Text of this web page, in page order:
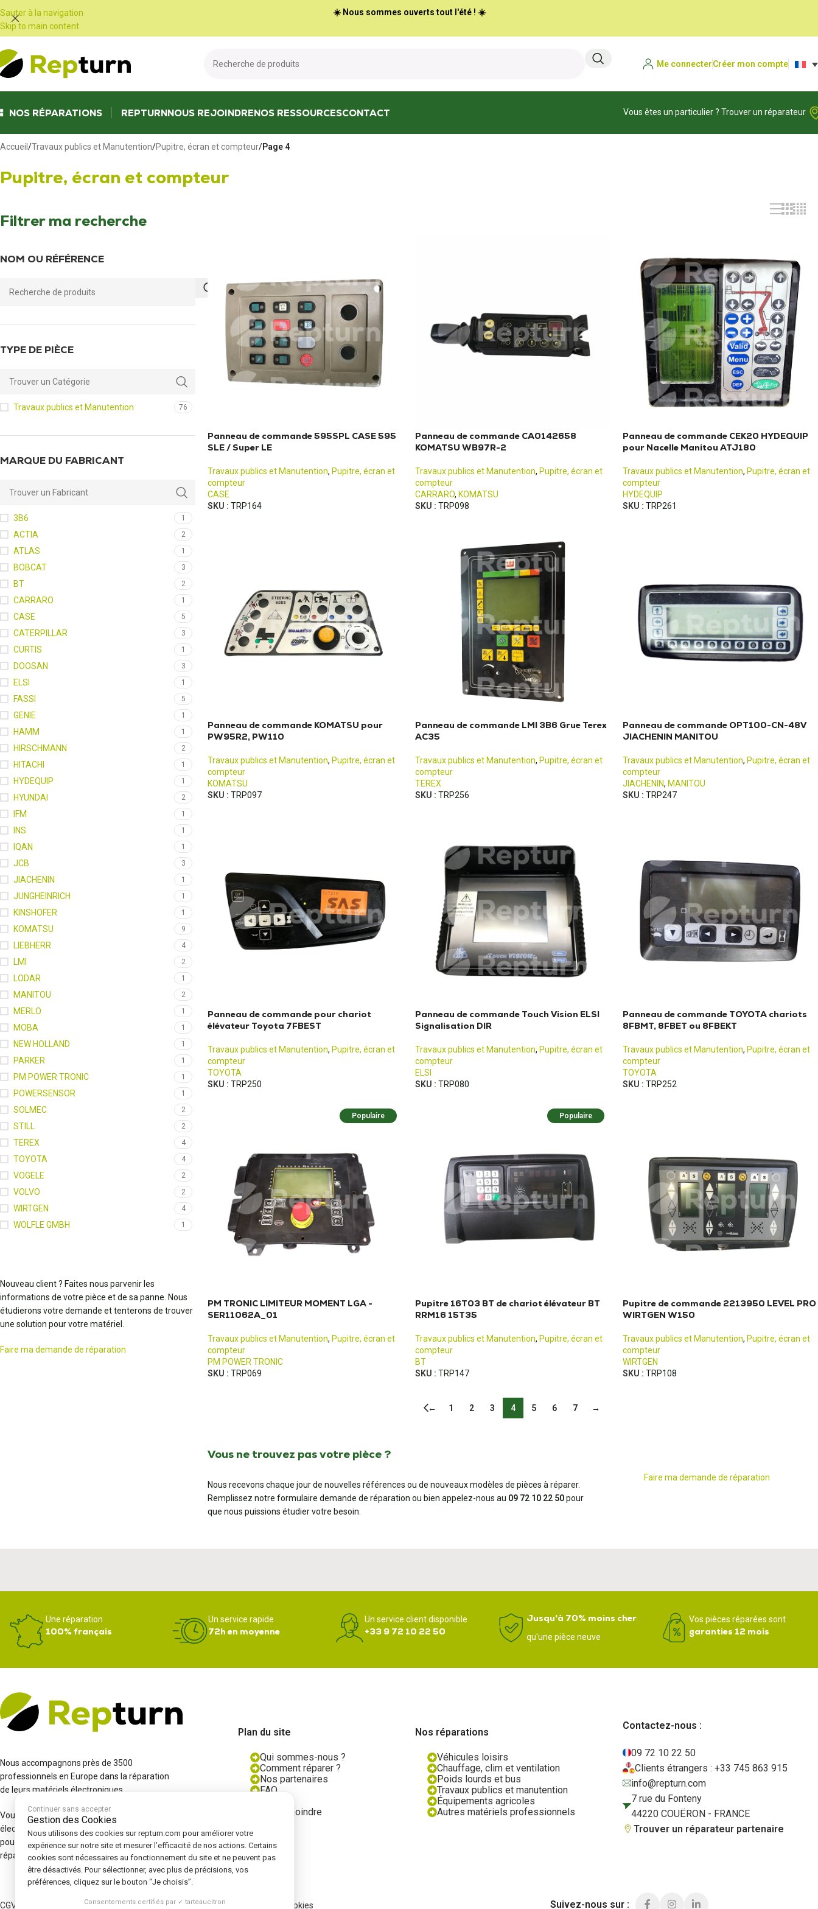
Sauter à la navigation
Skip to main content
☀️ Nous sommes ouverts tout l'été ! ☀️
Me connecterCréer mon compte
NOS RÉPARATIONS REPTURNNOUS REJOINDRENOS RESSOURCESCONTACT Vous êtes un particulier ? Trouver un réparateur
Accueil /Travaux publics et Manutention/Pupitre, écran et compteur/Page 4
Pupitre, écran et compteur
Filtrer ma recherche
NOM OU RÉFÉRENCE
TYPE DE PIÈCE
Travaux publics et Manutention 76
MARQUE DU FABRICANT
3B6 1
ACTIA 2
ATLAS 1
BOBCAT 3
BT 2
CARRARO 1
CASE 5
CATERPILLAR 3
CURTIS 1
DOOSAN 3
ELSI 1
FASSI 5
GENIE 1
HAMM 1
HIRSCHMANN 2
HITACHI 1
HYDEQUIP 1
HYUNDAI 2
IFM 1
INS 1
IQAN 1
JCB 3
JIACHENIN 1
JUNGHEINRICH 1
KINSHOFER 1
KOMATSU 9
LIEBHERR 4
LMI 2
LODAR 1
MANITOU 2
MERLO 1
MOBA 1
NEW HOLLAND 1
PARKER 1
PM POWER TRONIC 1
POWERSENSOR 1
SOLMEC 2
STILL 2
TEREX 4
TOYOTA 4
VOGELE 2
VOLVO 2
WIRTGEN 4
WOLFLE GMBH 1
Nouveau client ? Faites nous parvenir les
informations de votre pièce et de sa panne. Nous
étudierons votre demande et tenterons de trouver
une solution pour votre matériel.
Faire ma demande de réparation
Panneau de commande 595SPL CASE 595
SLE / Super LE
Travaux publics et Manutention, Pupitre, écran et
compteur
CASE
SKU : TRP164
Panneau de commande CA0142658
KOMATSU WB97R-2
Travaux publics et Manutention, Pupitre, écran et
compteur
CARRARO, KOMATSU
SKU : TRP098
Panneau de commande CEK20 HYDEQUIP
pour Nacelle Manitou ATJ180
Travaux publics et Manutention, Pupitre, écran et
compteur
HYDEQUIP
SKU : TRP261
Panneau de commande KOMATSU pour
PW95R2, PW110
Travaux publics et Manutention, Pupitre, écran et
compteur
KOMATSU
SKU : TRP097
Panneau de commande LMI 3B6 Grue Terex
AC35
Travaux publics et Manutention, Pupitre, écran et
compteur
TEREX
SKU : TRP256
Panneau de commande OPT100-CN-48V
JIACHENIN MANITOU
Travaux publics et Manutention, Pupitre, écran et
compteur
JIACHENIN, MANITOU
SKU : TRP247
Panneau de commande pour chariot
élévateur Toyota 7FBEST
Travaux publics et Manutention, Pupitre, écran et
compteur
TOYOTA
SKU : TRP250
Panneau de commande Touch Vision ELSI
Signalisation DIR
Travaux publics et Manutention, Pupitre, écran et
compteur
ELSI
SKU : TRP080
Panneau de commande TOYOTA chariots
8FBMT, 8FBET ou 8FBEKT
Travaux publics et Manutention, Pupitre, écran et
compteur
TOYOTA
SKU : TRP252
Populaire
PM TRONIC LIMITEUR MOMENT LGA -
SER11062A_01
Travaux publics et Manutention, Pupitre, écran et
compteur
PM POWER TRONIC
SKU : TRP069
Populaire
Pupitre 16T03 BT de chariot élévateur BT
RRM16 15T35
Travaux publics et Manutention, Pupitre, écran et
compteur
BT
SKU : TRP147
Pupitre de commande 2213950 LEVEL PRO
WIRTGEN W150
Travaux publics et Manutention, Pupitre, écran et
compteur
WIRTGEN
SKU : TRP108
← 1 2 3 4 5 6 7 →
Vous ne trouvez pas votre pièce ?
Nous recevons chaque jour de nouvelles références ou de nouveaux modèles de pièces à réparer.
Remplissez notre formulaire demande de réparation ou bien appelez-nous au 09 72 10 22 50pour
que nous puissions étudier votre besoin.
Faire ma demande de réparation
Une réparation
100% français
Un service rapide
72h en moyenne
Un service client disponible
+33 9 72 10 22 50
Jusqu'à 70% moins cher
qu'une pièce neuve
Vos pièces réparées sont
garanties 12 mois
Nous accompagnons près de 3500
professionnels en Europe dans la réparation
de leurs matériels électroniques.
Vous rencontrez une panne sur un boîtier
électronique ? Contactez-nous et nous
pourrons vous proposer un diagnostic, une
réparation et/ou une pièce reconditionnée.
Plan du site
Qui sommes-nous ?
Comment réparer ?
Nos partenaires
FAQ
Nous rejoindre
Nos réparations
Véhicules loisirs
Chauffage, clim et ventilation
Poids lourds et bus
Travaux publics et manutention
Équipements agricoles
Autres matériels professionnels
Contactez-nous :
09 72 10 22 50
Clients étrangers : +33 745 863 915
info@repturn.com
7 rue du Fonteny
44220 COUËRON - FRANCE
Trouver un réparateur partenaire
CGV Mentions légales|Politique de confidentialité|Cookies Politique de cookies Suivez-nous sur :
Continuer sans accepter
Gestion des Cookies
Nous utilisons des cookies sur repturn.com pour améliorer votre
expérience sur notre site et mesurer l’efficacité de nos actions. Certains
cookies sont nécessaires au fonctionnement du site et ne peuvent pas
être désactivés. Pour sélectionner, avec plus de précisions, vos
préférences, cliquez sur le bouton “Je choisis”.
Consentements certifiés par ✓ tarteaucitron